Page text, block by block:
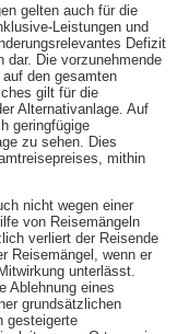
gelten auch für die
Leistungen und
Defizit
dar. Die vorzunehmende
den gesamten
gilt für die
Alternativanlage. Auf
geringfügige
zu sehen. Dies
mithin
nicht wegen einer
von Reisemängeln
verliert der Reisende
Reisemängel, wenn er
unterlässt.
Ablehnung eines
grundsätzlichen
gesteigerte